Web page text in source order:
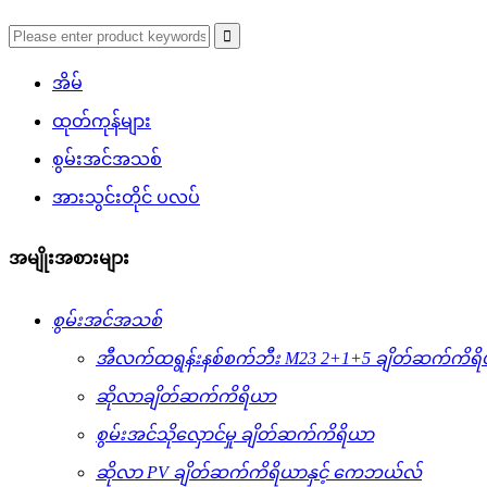
အိမ်
ထုတ်ကုန်များ
စွမ်းအင်အသစ်
အားသွင်းတိုင် ပလပ်
အမျိုးအစားများ
စွမ်းအင်အသစ်
အီလက်ထရွန်းနစ်စက်ဘီး M23 2+1+5 ချိတ်ဆက်ကိရိ
ဆိုလာချိတ်ဆက်ကိရိယာ
စွမ်းအင်သိုလှောင်မှု ချိတ်ဆက်ကိရိယာ
ဆိုလာ PV ချိတ်ဆက်ကိရိယာနှင့် ကေဘယ်လ်